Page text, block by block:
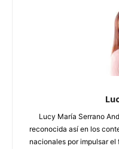
Lucy María Serrano
reconocida así en los
nacionales por impulsar